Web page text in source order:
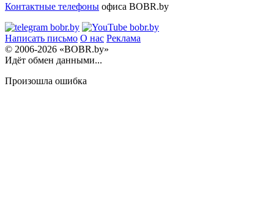
Контактные телефоны офиса BOBR.by
Написать письмо О нас Реклама
© 2006-2026 «BOBR.by»
Идёт обмен данными...
Произошла ошибка